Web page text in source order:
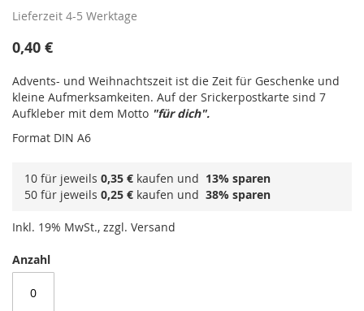
Lieferzeit 4-5 Werktage
0,40 €
Advents- und Weihnachtszeit ist die Zeit für Geschenke und
kleine Aufmerksamkeiten. Auf der Srickerpostkarte sind 7
Aufkleber mit dem Motto "für dich".
Format DIN A6
10 für jeweils 0,35 € kaufen und 13% sparen
50 für jeweils 0,25 € kaufen und 38% sparen
Inkl. 19% MwSt., zzgl. Versand
Anzahl